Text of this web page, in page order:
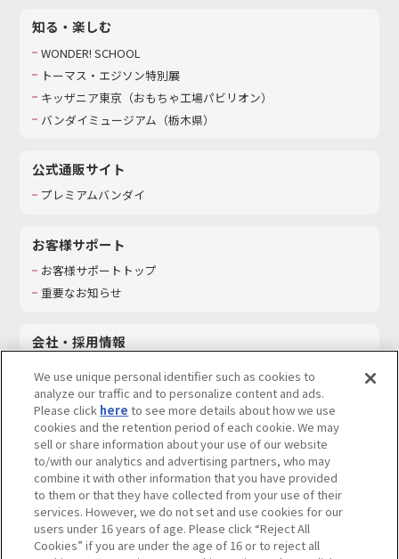
知る・楽しむ
WONDER! SCHOOL
トーマス・エジソン特別展
キッザニア東京（おもちゃ工場パビリオン）​
バンダイミュージアム（栃木県）
公式通販サイト
プレミアムバンダイ
お客様サポート
お客様サポートトップ
重要なお知らせ
会社・採用情報
採用情報
サステナビリティ
お問い合わせ
ウェブサイトご利用条件 ソーシャルメディアポリシー
個人情報及び特定個人情報等の取り扱いに関する保護方針
We use unique personal identifier such as cookies to
analyze our traffic and to personalize content and ads.
Please click here to see more details about how we use
cookies and the retention period of each cookie. We may
sell or share information about your use of our website
to/with our analytics and advertising partners, who may
combine it with other information that you have provided
to them or that they have collected from your use of their
services. However, we do not set and use cookies for our
users under 16 years of age. Please click “Reject All
Cookies” if you are under the age of 16 or to reject all